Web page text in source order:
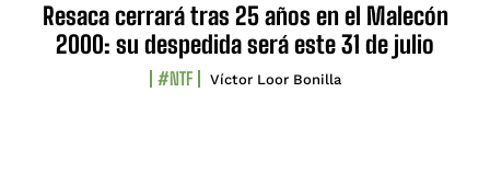
Resaca cerrará tras 25 años en el Malecón
2000: su despedida será este 31 de julio
#NTF Víctor Loor Bonilla